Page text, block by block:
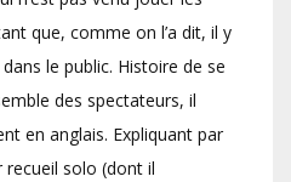
que, comme on l’a dit, il y
le public. Histoire de se
des spectateurs, il
en anglais. Expliquant par
solo (dont il